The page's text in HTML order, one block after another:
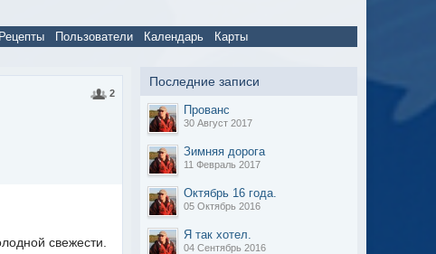
Рецепты Пользователи Календарь Карты
2
свежести.
Последние записи
Прованс
30 Август 2017
Зимняя дорога
11 Февраль 2017
Октябрь 16 года.
05 Октябрь 2016
Я так хотел.
04 Сентябрь 2016